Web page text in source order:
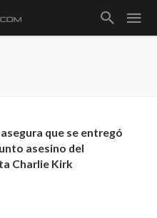
que se entregó
asesino del
Charlie Kirk